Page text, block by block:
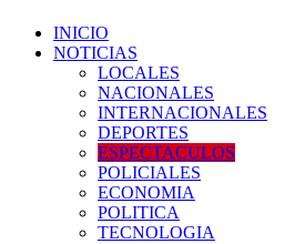
INICIO
NOTICIAS
LOCALES
NACIONALES
INTERNACIONALES
DEPORTES
ESPECTACULOS
POLICIALES
ECONOMIA
POLITICA
TECNOLOGIA